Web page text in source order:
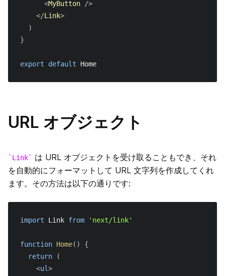
<MyButton
/>
</Link>
)
}
export default Home
URL オブジェクト
Link
は URL オブジェクトを受け取ることもでき、それ
を自動的にフォーマットして URL 文字列を作成してくれ
ます。その方法は以下の通りです:
import Link from 'next/link'
function Home( )
{
return
(
<ul>